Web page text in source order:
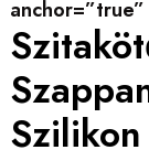
Szilikon